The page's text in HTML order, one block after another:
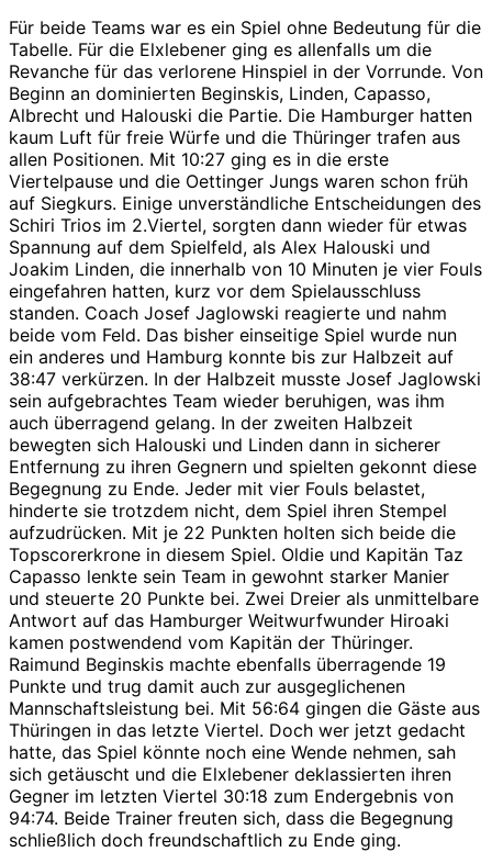
Für beide Teams war es ein Spiel ohne Bedeutung für die
Tabelle. Für die Elxlebener ging es allenfalls um die
Revanche für das verlorene Hinspiel in der Vorrunde. Von
Beginn an dominierten Beginskis, Linden, Capasso,
Albrecht und Halouski die Partie. Die Hamburger hatten
kaum Luft für freie Würfe und die Thüringer trafen aus
allen Positionen. Mit 10:27 ging es in die erste
Viertelpause und die Oettinger Jungs waren schon früh
auf Siegkurs. Einige unverständliche Entscheidungen des
Schiri Trios im 2.Viertel, sorgten dann wieder für etwas
Spannung auf dem Spielfeld, als Alex Halouski und
Joakim Linden, die innerhalb von 10 Minuten je vier Fouls
eingefahren hatten, kurz vor dem Spielausschluss
standen. Coach Josef Jaglowski reagierte und nahm
beide vom Feld. Das bisher einseitige Spiel wurde nun
ein anderes und Hamburg konnte bis zur Halbzeit auf
38:47 verkürzen. In der Halbzeit musste Josef Jaglowski
sein aufgebrachtes Team wieder beruhigen, was ihm
auch überragend gelang. In der zweiten Halbzeit
bewegten sich Halouski und Linden dann in sicherer
Entfernung zu ihren Gegnern und spielten gekonnt diese
Begegnung zu Ende. Jeder mit vier Fouls belastet,
hinderte sie trotzdem nicht, dem Spiel ihren Stempel
aufzudrücken. Mit je 22 Punkten holten sich beide die
Topscorerkrone in diesem Spiel. Oldie und Kapitän Taz
Capasso lenkte sein Team in gewohnt starker Manier
und steuerte 20 Punkte bei. Zwei Dreier als unmittelbare
Antwort auf das Hamburger Weitwurfwunder Hiroaki
kamen postwendend vom Kapitän der Thüringer.
Raimund Beginskis machte ebenfalls überragende 19
Punkte und trug damit auch zur ausgeglichenen
Mannschaftsleistung bei. Mit 56:64 gingen die Gäste aus
Thüringen in das letzte Viertel. Doch wer jetzt gedacht
hatte, das Spiel könnte noch eine Wende nehmen, sah
sich getäuscht und die Elxlebener deklassierten ihren
Gegner im letzten Viertel 30:18 zum Endergebnis von
94:74. Beide Trainer freuten sich, dass die Begegnung
schließlich doch freundschaftlich zu Ende ging.